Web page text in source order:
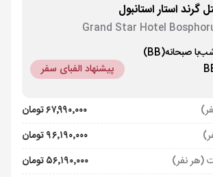
گرند استار استانبول
Grand Star Hotel
با صبحانه(BB)
پیشنهاد الفبای سفر
۶۷٬۹۹۰٬۰۰۰ تومان
۹۶٬۱۹۰٬۰۰۰ تومان
(هر نفر)
۵۶٬۱۹۰٬۰۰۰ تومان